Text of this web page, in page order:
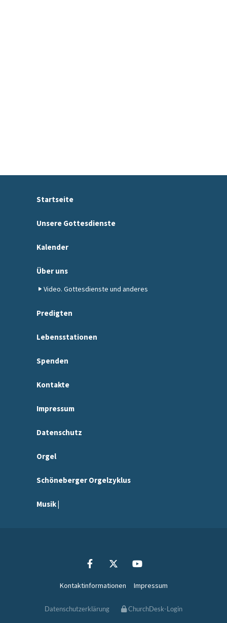
Startseite
Unsere Gottesdienste
Kalender
Über uns
Video. Gottesdienste und anderes
Predigten
Lebensstationen
Spenden
Kontakte
Impressum
Datenschutz
Orgel
Schöneberger Orgelzyklus
Musik |
Kontaktinformationen Impressum
Datenschutzerklärung ChurchDesk-Login